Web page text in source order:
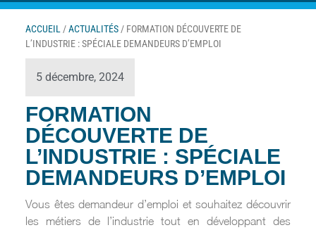
ACCUEIL /ACTUALITÉS/ FORMATION DÉCOUVERTE DE
L’INDUSTRIE : SPÉCIALE DEMANDEURS D’EMPLOI
5 décembre, 2024
FORMATION
DÉCOUVERTE DE
L’INDUSTRIE : SPÉCIALE
DEMANDEURS D’EMPLOI
Vous êtes demandeur d’emploi et souhaitez découvrir
les métiers de l’industrie tout en développant des